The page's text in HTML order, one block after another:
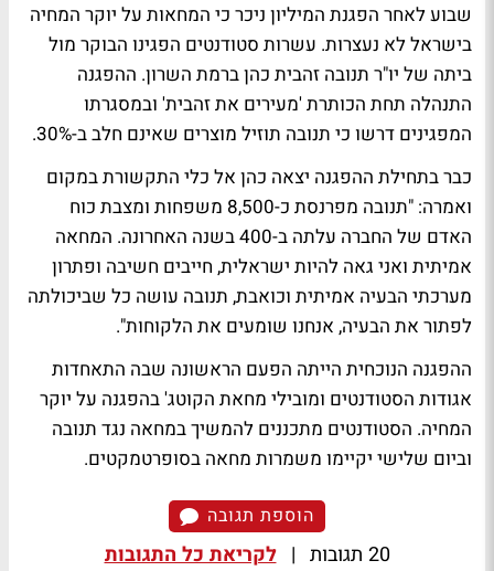
שבוע לאחר הפגנת המיליון ניכר כי המחאות על יוקר המחיה
בישראל לא נעצרות. עשרות סטודנטים הפגינו הבוקר מול
ביתה של יו"ר תנובה זהבית כהן ברמת השרון. ההפגנה
התנהלה תחת הכותרת 'מעירים את זהבית' ובמסגרתו
המפגינים דרשו כי תנובה תוזיל מוצרים שאינם חלב ב-30%.
כבר בתחילת ההפגנה יצאה כהן אל כלי התקשורת במקום
ואמרה: "תנובה מפרנסת כ-8,500 משפחות ומצבת כוח
האדם של החברה עלתה ב-400 בשנה האחרונה. המחאה
אמיתית ואני גאה להיות ישראלית, חייבים חשיבה ופתרון
מערכתי הבעיה אמיתית וכואבת, תנובה עושה כל שביכולתה
לפתור את הבעיה, אנחנו שומעים את הלקוחות".
ההפגנה הנוכחית הייתה הפעם הראשונה שבה התאחדות
אגודות הסטודנטים ומובילי מחאת הקוטג' בהפגנה על יוקר
המחיה. הסטודנטים מתכננים להמשיך במחאה נגד תנובה
וביום שלישי יקיימו משמרות מחאה בסופרטמקטים.
הוספת תגובה
20 תגובות | לקריאת כל התגובות